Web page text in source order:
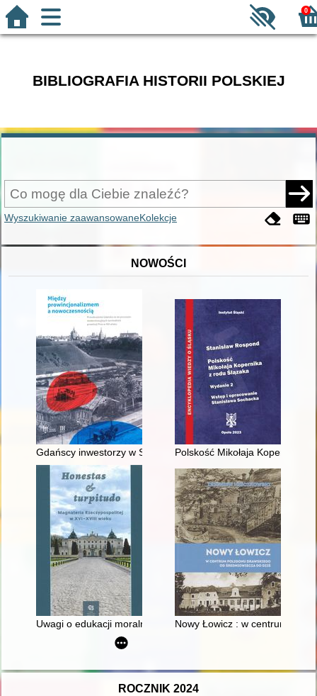
0
BIBLIOGRAFIA HISTORII POLSKIEJ
Wyszukiwanie zaawansowaneKolekcje
NOWOŚCI
Gdańscy inwestorzy w Sopocie : prestiż finansowy i
Polskość Mikołaja Kopernika z
Uwagi o edukacji moralnej synów szlacheckich w XVI-
Nowy Łowicz : w centrum
ROCZNIK 2024